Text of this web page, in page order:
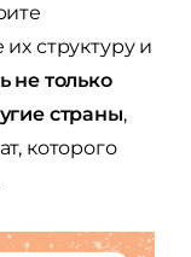
структуру и
не только
страны,
которого